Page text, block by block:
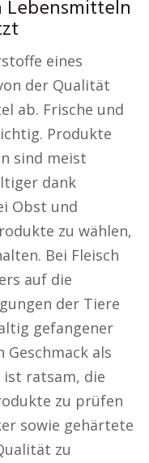
Lebensmitteln
eines
der Qualität
ab. Frische und
Produkte
sind meist
dank
Obst und
zu wählen,
Bei Fleisch
auf die
der Tiere
gefangener
Geschmack als
ist ratsam, die
zu prüfen
sowie gehärtete
zu